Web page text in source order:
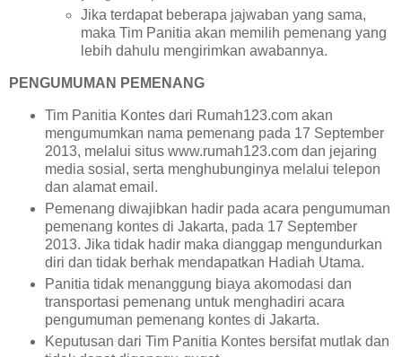
Jika terdapat beberapa jajwaban yang sama,
maka Tim Panitia akan memilih pemenang yang
lebih dahulu mengirimkan awabannya.
PENGUMUMAN PEMENANG
Tim Panitia Kontes dari Rumah123.com akan
mengumumkan nama pemenang pada 17 September
2013, melalui situs www.rumah123.com dan jejaring
media sosial, serta menghubunginya melalui telepon
dan alamat email.
Pemenang diwajibkan hadir pada acara pengumuman
pemenang kontes di Jakarta, pada 17 September
2013. Jika tidak hadir maka dianggap mengundurkan
diri dan tidak berhak mendapatkan Hadiah Utama.
Panitia tidak menanggung biaya akomodasi dan
transportasi pemenang untuk menghadiri acara
pengumuman pemenang kontes di Jakarta.
Keputusan dari Tim Panitia Kontes bersifat mutlak dan